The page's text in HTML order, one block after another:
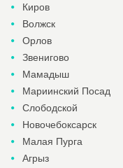
Киров
Волжск
Орлов
Звенигово
Мамадыш
Мариинский Посад
Слободской
Новочебоксарск
Малая Пурга
Агрыз